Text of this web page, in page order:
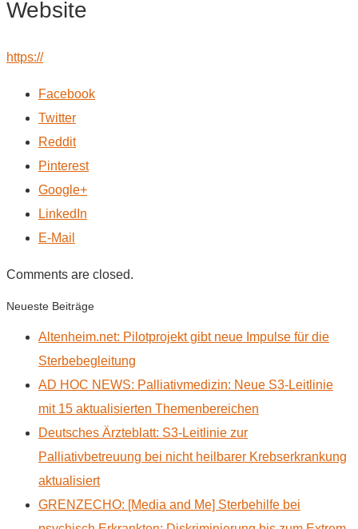
Website
https://
Facebook
Twitter
Reddit
Pinterest
Google+
LinkedIn
E-Mail
Comments are closed.
Neueste Beiträge
Altenheim.net: Pilotprojekt gibt neue Impulse für die
Sterbebegleitung
AD HOC NEWS: Palliativmedizin: Neue S3-Leitlinie
mit 15 aktualisierten Themenbereichen
Deutsches Ärzteblatt: S3-Leitlinie zur
Palliativbetreuung bei nicht heilbarer Krebserkrankung
aktualisiert
GRENZECHO: [Media and Me] Sterbehilfe bei